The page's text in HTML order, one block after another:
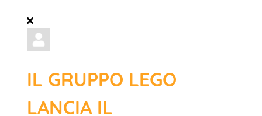
IL GRUPPO LEGO
LANCIA IL